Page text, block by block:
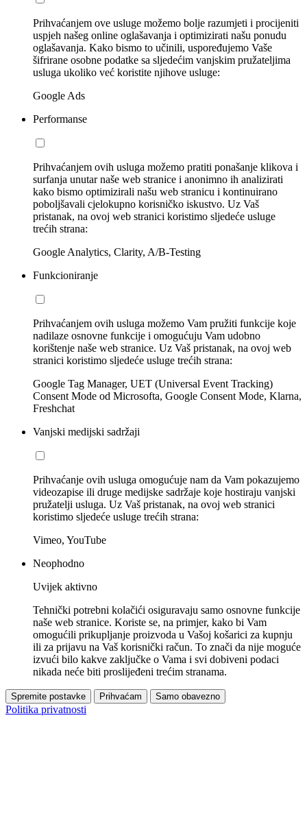
Prihvaćanjem ove usluge možemo bolje razumjeti i procijeniti
uspjeh našeg online oglašavanja i optimizirati našu ponudu
oglašavanja. Kako bismo to učinili, uspoređujemo Vaše
šifrirane osobne podatke sa sljedećim vanjskim pružateljima
usluga ukoliko već koristite njihove usluge:
Google Ads
Performanse
Prihvaćanjem ovih usluga možemo pratiti ponašanje klikova i
surfanja unutar naše web stranice i anonimno ih analizirati
kako bismo optimizirali našu web stranicu i kontinuirano
poboljšavali cjelokupno korisničko iskustvo. Uz Vaš
pristanak, na ovoj web stranici koristimo sljedeće usluge
trećih strana:
Google Analytics, Clarity, A/B-Testing
Funkcioniranje
Prihvaćanjem ovih usluga možemo Vam pružiti funkcije koje
nadilaze osnovne funkcije i omogućuju Vam udobno
korištenje naše web stranice. Uz Vaš pristanak, na ovoj web
stranici koristimo sljedeće usluge trećih strana:
Google Tag Manager, UET (Universal Event Tracking)
Consent Mode od Microsofta, Google Consent Mode, Klarna,
Freshchat
Vanjski medijski sadržaji
Prihvaćanje ovih usluga omogućuje nam da Vam pokazujemo
videozapise ili druge medijske sadržaje koje hostiraju vanjski
pružatelji usluga. Uz Vaš pristanak, na ovoj web stranici
koristimo sljedeće usluge trećih strana:
Vimeo, YouTube
Neophodno
Uvijek aktivno
Tehnički potrebni kolačići osiguravaju samo osnovne funkcije
naše web stranice. Koriste se, na primjer, kako bi Vam
omogućili prikupljanje proizvoda u Vašoj košarici za kupnju
ili za prijavu na Vaš korisnički račun. To znači da nije moguće
izvući bilo kakve zaključke o Vama i svi dobiveni podaci
nikada neće biti proslijeđeni trećim stranama.
Spremite postavke Prihvaćam Samo obavezno
Politika privatnosti